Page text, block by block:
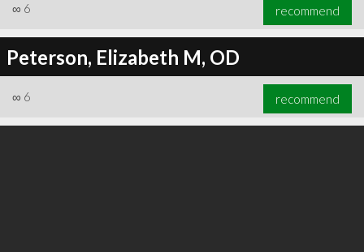
∞ 6 recommend
Peterson, Elizabeth M, OD
∞ 6 recommend